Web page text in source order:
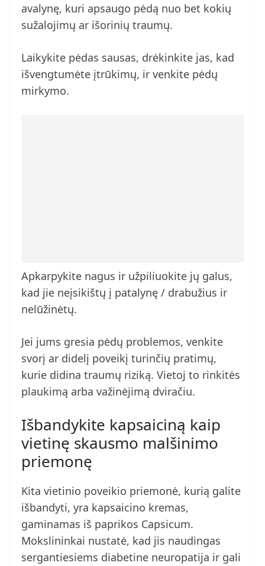
avalynę, kuri apsaugo pėdą nuo bet kokių
sužalojimų ar išorinių traumų.
Laikykite pėdas sausas, drėkinkite jas, kad
išvengtumėte įtrūkimų, ir venkite pėdų
mirkymo.
Apkarpykite nagus ir užpiliuokite jų galus,
kad jie neįsikištų į patalynę / drabužius ir
nelūžinėtų.
Jei jums gresia pėdų problemos, venkite
svorį ar didelį poveikį turinčių pratimų,
kurie didina traumų riziką. Vietoj to rinkitės
plaukimą arba važinėjimą dviračiu.
Išbandykite kapsaiciną kaip
vietinę skausmo malšinimo
priemonę
Kita vietinio poveikio priemonė, kurią galite
išbandyti, yra kapsaicino kremas,
gaminamas iš paprikos Capsicum.
Mokslininkai nustatė, kad jis naudingas
sergantiesiems diabetine neuropatija ir gali